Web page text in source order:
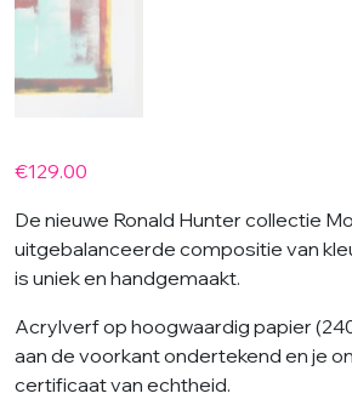
€129.00
De nieuwe Ronald Hunter collectie
uitgebalanceerde compositie van
is uniek en handgemaakt.
Acrylverf op hoogwaardig papier
aan de voorkant ondertekend en je
certificaat van echtheid.